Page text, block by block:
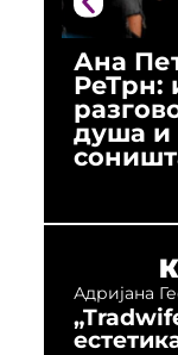
Ана
РеТрн:
душа и
Адријана